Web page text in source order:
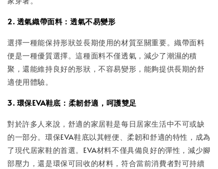
2. 透氣織帶面料：透氣不易變形
選擇一種能保持形狀並長期使用的材質至關重要。織帶面料
便是一種優質選擇。這種面料不僅透氣，減少了潮濕的積
聚，還能維持良好的形狀，不容易變形，能夠提供長期的舒
適使用體驗。
3. 環保EVA鞋底：柔韌舒適，呵護雙足
對於許多人來說，舒適的家居鞋是每日居家生活中不可或缺
的一部分。環保EVA鞋底以其輕便、柔韌和舒適的特性，成為
了現代居家鞋的首選。EVA材料不僅具備良好的彈性，減少腳
部壓力，還是環保可回收的材料，符合當前消費者對可持續